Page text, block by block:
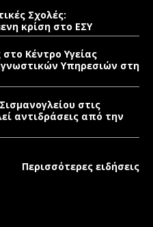
Σχολές:
κρίση στο ΕΣΥ
Κέντρο Υγείας
Υπηρεσιών στη
στις
αντιδράσεις από την
Περισσότερες ειδήσεις